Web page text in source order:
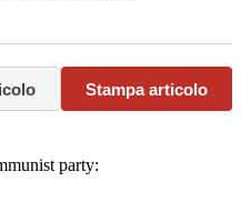
Stampa articolo
party: